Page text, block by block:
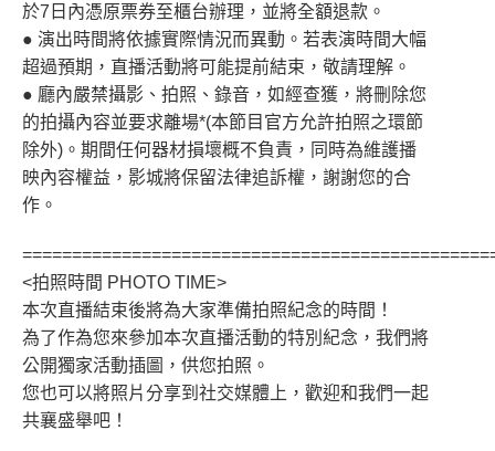
於7日內憑原票券至櫃台辦理，並將全額退款。
● 演出時間將依據實際情況而異動。若表演時間大幅
超過預期，直播活動將可能提前結束，敬請理解。
● 廳內嚴禁攝影、拍照、錄音，如經查獲，將刪除您
的拍攝內容並要求離場*(本節目官方允許拍照之環節
除外)。期間任何器材損壞概不負責，同時為維護播
映內容權益，影城將保留法律追訴權，謝謝您的合
作。
<拍照時間 PHOTO TIME>
本次直播結束後將為大家準備拍照紀念的時間！
為了作為您來參加本次直播活動的特別紀念，我們將
公開獨家活動插圖，供您拍照。
您也可以將照片分享到社交媒體上，歡迎和我們一起
共襄盛舉吧！